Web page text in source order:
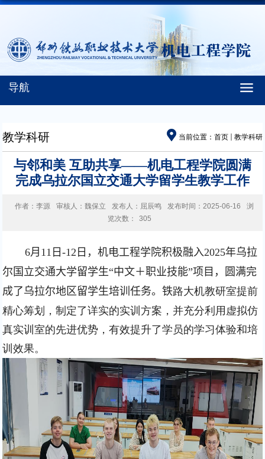
导航
当前位置： 首页 教学科研
教学科研
与邻和美 互助共享——机电工程学院圆满
完成乌拉尔国立交通大学留学生教学工作
作者：李源 审核人：魏保立 发布人：屈辰鸣 发布时间：2025-06-16
浏
览次数：
305
6月 11 日 -12 日，机电工程学院积极融入2025年乌拉
尔国立交通大学留学生“中文＋职业技能”项目，圆满完
成了乌拉尔地区留学生培训任务。铁路大机教研室提前
精心筹划，制定了详实的实训方案，并充分利用虚拟仿
真实训室的先进优势，有效提升了学员的学习体验和培
训效果。